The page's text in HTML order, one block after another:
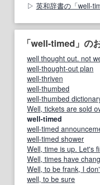
英和辞書の「well-
「well-timed」の
well thought out. not
well‐thought‐out plan
well-thriven
well-thumbed
well‐thumbed
Well, tickets are sold
well‐timed
well-timed
well-timed shower
Well, time is up. Let's
Well, times have
Well, to be frank, I
well, to be sure